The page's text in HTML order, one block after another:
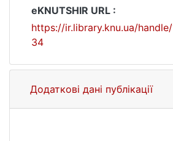
eKNUTSHIR URL :
https://ir.library.knu.ua/
34
Додаткові дані публікації